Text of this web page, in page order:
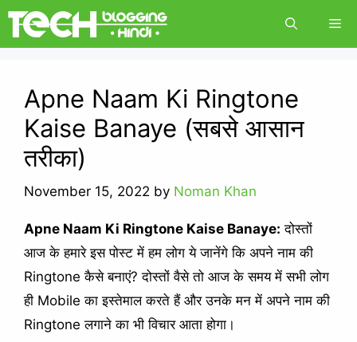
Skip
Apne Naam Ki Ringtone
Kaise Banaye (सबसे आसान
तरीका)
November 15, 2022 by Noman Khan
Apne Naam Ki Ringtone Kaise Banaye: दोस्तों
आज के हमारे इस पोस्ट में हम लोग ये जानेंगे कि अपने नाम की
Ringtone कैसे बनाएं? दोस्तों वैसे तो आज के समय में सभी लोग
ही Mobile का इस्तेमाल करते हैं और उनके मन में अपने नाम की
Ringtone लगाने का भी विचार आता होगा।